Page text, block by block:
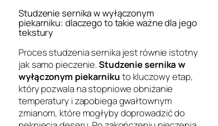
Studzenie sernika w wyłączonym
piekarniku: dlaczego to takie ważne dla jego
tekstury
Proces studzenia sernika jest równie istotny
jak samo pieczenie.Studzenie sernika w
wyłączonym piekarnikuto kluczowy etap,
który pozwala na stopniowe obniżanie
temperatury i zapobiega gwałtownym
zmianom, które mogłyby doprowadzić do